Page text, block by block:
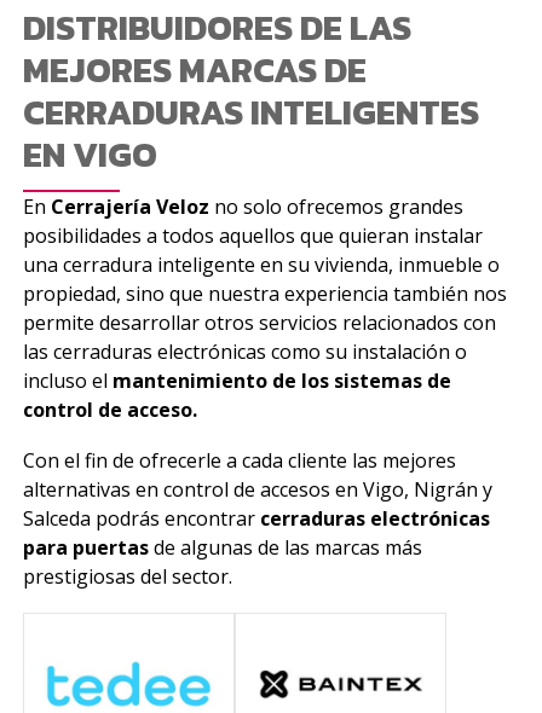
DISTRIBUIDORES DE LAS
MEJORES MARCAS DE
CERRADURAS INTELIGENTES
EN VIGO
En Cerrajería Veloz no solo ofrecemos grandes
posibilidades a todos aquellos que quieran instalar
una cerradura inteligente en su vivienda, inmueble o
propiedad, sino que nuestra experiencia también nos
permite desarrollar otros servicios relacionados con
las cerraduras electrónicas como su instalación o
incluso el mantenimiento de los sistemas de
control de acceso.
Con el fin de ofrecerle a cada cliente las mejores
alternativas en control de accesos en Vigo, Nigrán y
Salceda podrás encontrar cerraduras electrónicas
para puertasde algunas de las marcas más
prestigiosas del sector.